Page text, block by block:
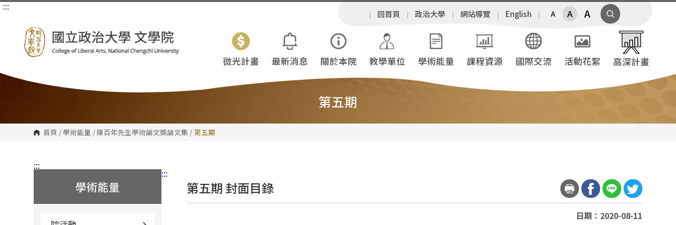
跳
:::
回首頁 政治大學 網站導覽 English A A A
微光計畫 最新消息 關於本院 教學單位 學術能量 課程資源 國際交流 活動花絮 高深計畫
第五期
首頁 /學術能量 / 陳百年先生學術論文獎論文集 / 第五期
:::
學術能量
:::
第五期 封面目錄
日期：2020-08-11